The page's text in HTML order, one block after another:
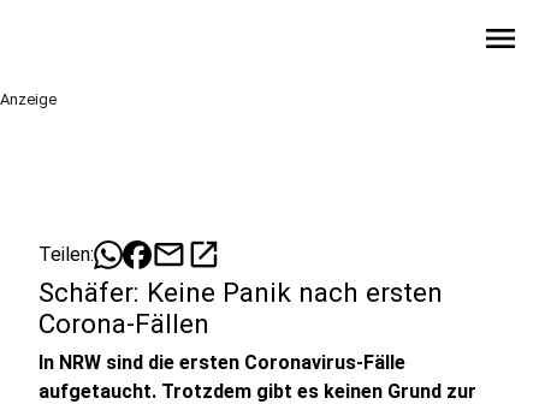
menu
Anzeige
Teilen: mailopen_in_new
Schäfer: Keine Panik nach ersten
Corona-Fällen
In NRW sind die ersten Coronavirus-Fälle
aufgetaucht. Trotzdem gibt es keinen Grund zur